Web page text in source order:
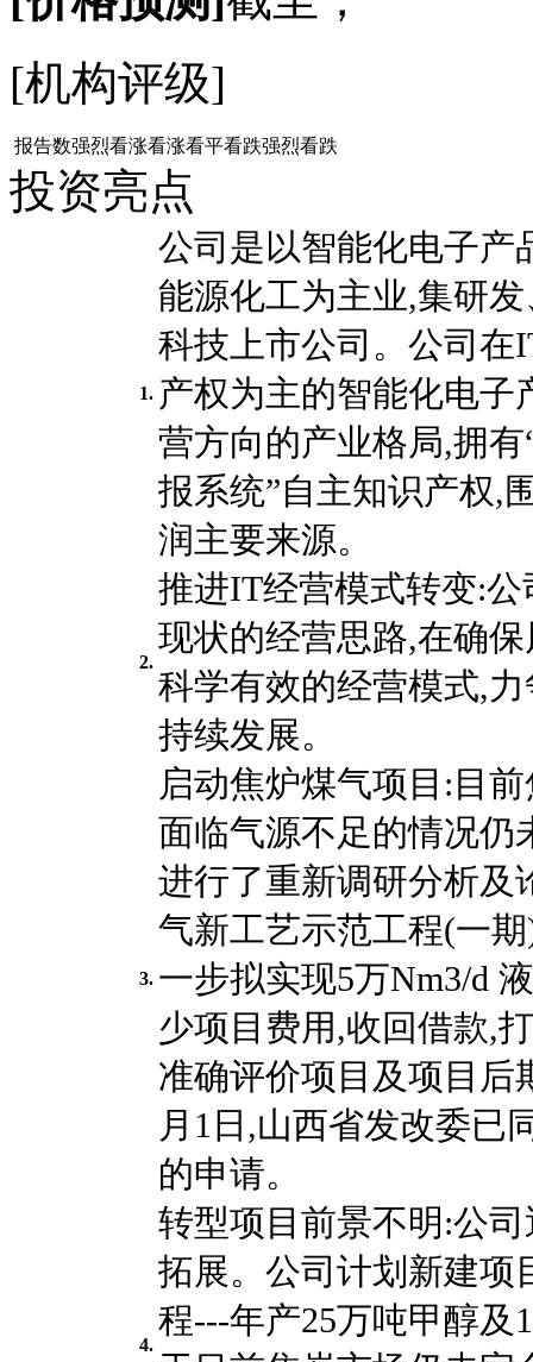
[机构评级]
报告数强烈看涨看涨看平看跌强烈看跌
投资亮点
1.
公司是以智能化电子产
能源化工为主业,集研
科技上市公司。公司在
产权为主的智能化电子
营方向的产业格局,拥
报系统”自主知识产权,
润主要来源。
2.
推进IT经营模式转变:
现状的经营思路,在确
科学有效的经营模式,
持续发展。
3.
启动焦炉煤气项目:目
面临气源不足的情况仍
进行了重新调研分析及
气新工艺示范工程(一
一步拟实现5万Nm3/d
少项目费用,收回借款,
准确评价项目及项目后
月1日,山西省发改委已
的申请。
4.
转型项目前景不明:公
拓展。公司计划新建项
程---年产25万吨甲醇及